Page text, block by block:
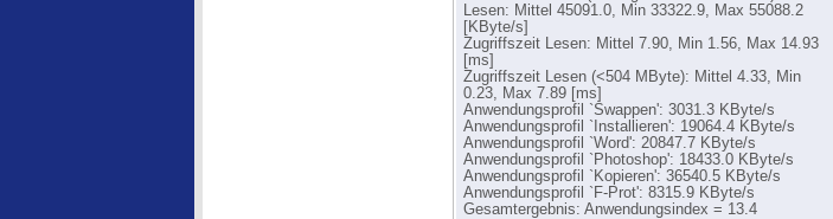
Lesen: Mittel 45091.0, Min 33322.9, Max 55088.2
[KByte/s]
Zugriffszeit Lesen: Mittel 7.90, Min 1.56, Max 14.93
[ms]
Zugriffszeit Lesen (<504 MByte): Mittel 4.33, Min
0.23, Max 7.89 [ms]
Anwendungsprofil `Swappen': 3031.3 KByte/s
Anwendungsprofil `Installieren': 19064.4 KByte/s
Anwendungsprofil `Word': 20847.7 KByte/s
Anwendungsprofil `Photoshop': 18433.0 KByte/s
Anwendungsprofil `Kopieren': 36540.5 KByte/s
Anwendungsprofil `F-Prot': 8315.9 KByte/s
Gesamtergebnis: Anwendungsindex = 13.4